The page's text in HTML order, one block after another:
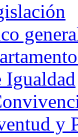
Igualdad
y